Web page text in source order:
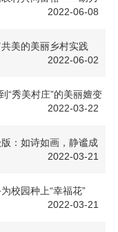
2022-06-08
美的美丽乡村实践
2022-06-02
“秀美村庄”的美丽嬗变
2022-03-22
：如诗如画，静谧成
2022-03-21
校园种上“幸福花”
2022-03-21